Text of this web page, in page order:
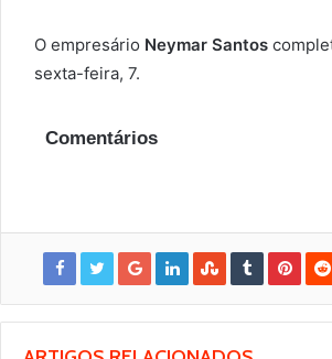
O empresário Neymar Santos
sexta-feira, 7.
Comentários